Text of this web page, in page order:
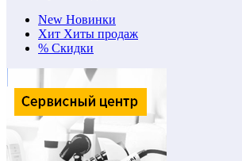
New Новинки
Хит Хиты продаж
% Скидки